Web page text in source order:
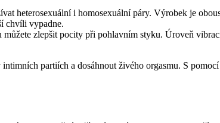
heterosexuální i homosexuální páry. Výrobek je
chvíli vypadne.
zlepšit pocity při pohlavním styku. Úroveň
partiích a dosáhnout živého orgasmu. S